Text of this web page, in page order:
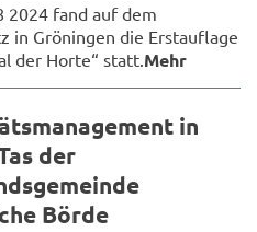
2024 fand auf dem
in Gröningen die Erstauflage
der Horte“ statt. Mehr
in
der
Börde